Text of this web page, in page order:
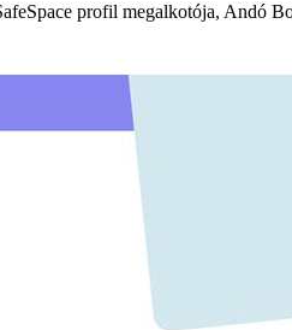
profil megalkotója, Andó